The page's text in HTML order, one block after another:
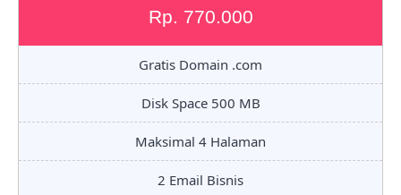
Rp. 770.000
Gratis Domain .com
Disk Space 500 MB
Maksimal 4 Halaman
2 Email Bisnis